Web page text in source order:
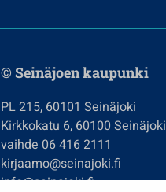
© Seinäjoen kaupunki
PL 215, 60101 Seinäjoki
Kirkkokatu 6, 60100 Seinäjoki
vaihde 06 416 2111
kirjaamo@seinajoki.fi
info@seinajoki.fi